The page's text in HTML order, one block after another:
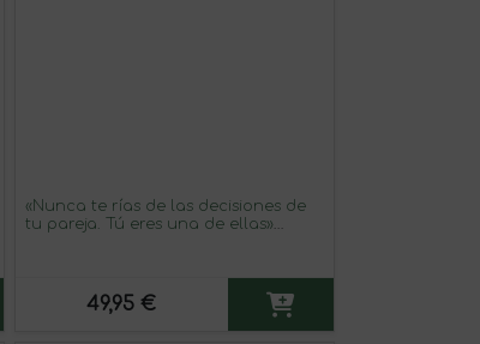
«Nunca te rías de las decisiones de
tu pareja. Tú eres una de ellas»
Berasategui System. Etiqueta Azul
49,95 €